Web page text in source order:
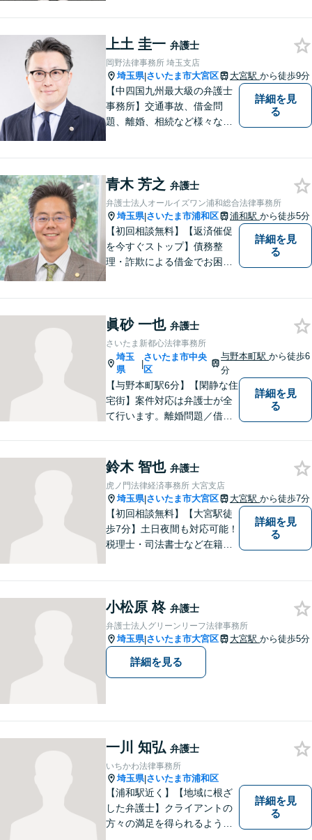
かを常に考えて弁護に取り組
んでまいります。
上土 圭一 弁護士
岡野法律事務所 埼玉支店
埼玉県|さいたま市大宮区 大宮駅 から徒歩9分
【中四国九州最大級の弁護士
事務所】交通事故、借金問
題、離婚、相続など様々な問
い！
詳細を見
る
青木 芳之 弁護士
弁護士法人オールイズワン浦和総合法律事務所
埼玉県|さいたま市浦和区 浦和駅 から徒歩5分
【初回相談無料】【返済催促
を今すぐストップ】債務整
理・詐欺による借金でお困り
駅5分】【プライバシー配慮】
【平日22時・土日祝20時ま
で】【弁護士歴10年以上】
詳細を見
る
眞砂 一也 弁護士
さいたま新都心法律事務所
埼玉
県
|
さいたま市中央
区
与野本町駅から徒歩6
分
【与野本町駅6分】【閑静な住
宅街】案件対応は弁護士が全
て行います。離婚問題／借
速かつ丁寧な対応を心がけて
おりますので、お気軽にご相
談ください。【弁護士歴10年
以上】【初回相談30分無料】
詳細を見
る
鈴木 智也 弁護士
虎ノ門法律経済事務所 大宮支店
埼玉県|さいたま市大宮区 大宮駅 から徒歩7分
【初回相談無料】【大宮駅徒
歩7分】土日夜間も対応可能！
税理士・司法書士など在籍で
す。まずはご相談をお聞かせ
ください。
詳細を見
る
小松原 柊 弁護士
弁護士法人グリーンリーフ法律事務所
埼玉県|さいたま市大宮区 大宮駅 から徒歩5分
詳細を見る
一川 知弘 弁護士
いちかわ法律事務所
埼玉県|さいたま市浦和区
【浦和駅近く】【地域に根ざ
した弁護士】クライアントの
方々の満足を得られるよう最
詳細を見
る